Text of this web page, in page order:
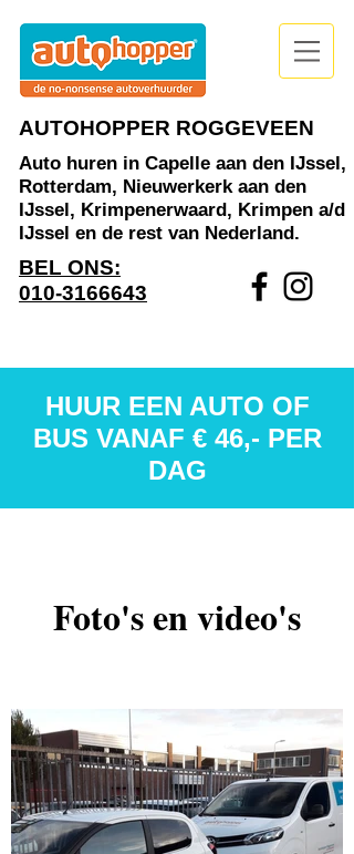
AUTOHOPPER ROGGEVEEN
Auto huren in Capelle aan den IJssel,
Rotterdam, Nieuwerkerk aan den
IJssel, Krimpenerwaard, Krimpen a/d
IJssel en de rest van Nederland.
BEL ONS:
010-3166643
HUUR EEN AUTO OF
BUS VANAF € 46,- PER
DAG
Foto's en video's